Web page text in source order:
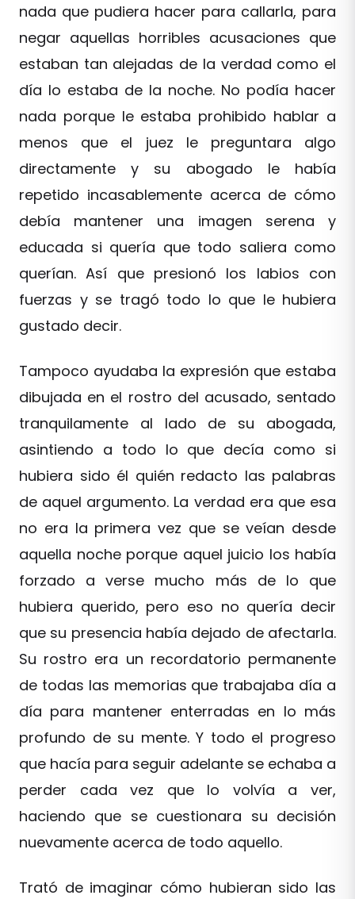
nada que pudiera hacer para callarla, para
negar aquellas horribles acusaciones que
estaban tan alejadas de la verdad como el
día lo estaba de la noche. No podía hacer
nada porque le estaba prohibido hablar a
menos que el juez le preguntara algo
directamente y su abogado le había
repetido incasablemente acerca de cómo
debía mantener una imagen serena y
educada si quería que todo saliera como
querían. Así que presionó los labios con
fuerzas y se tragó todo lo que le hubiera
gustado decir.
Tampoco ayudaba la expresión que estaba
dibujada en el rostro del acusado, sentado
tranquilamente al lado de su abogada,
asintiendo a todo lo que decía como si
hubiera sido él quién redacto las palabras
de aquel argumento. La verdad era que esa
no era la primera vez que se veían desde
aquella noche porque aquel juicio los había
forzado a verse mucho más de lo que
hubiera querido, pero eso no quería decir
que su presencia había dejado de afectarla.
Su rostro era un recordatorio permanente
de todas las memorias que trabajaba día a
día para mantener enterradas en lo más
profundo de su mente. Y todo el progreso
que hacía para seguir adelante se echaba a
perder cada vez que lo volvía a ver,
haciendo que se cuestionara su decisión
nuevamente acerca de todo aquello.
Trató de imaginar cómo hubieran sido las